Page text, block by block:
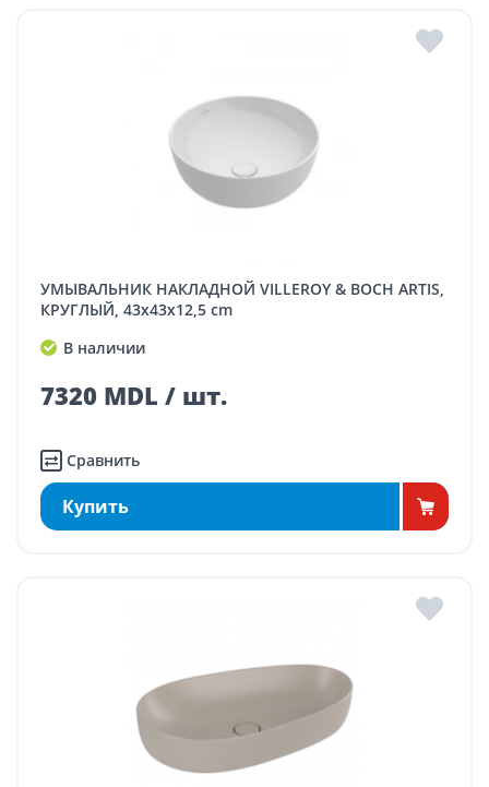
УМЫВАЛЬНИК НАКЛАДНОЙ VILLEROY & BOCH ARTIS,
КРУГЛЫЙ, 43x43x12,5 cm
В наличии
7320 MDL / шт.
Сравнить
Купить